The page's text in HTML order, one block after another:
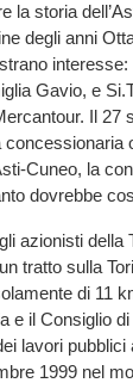
la storia
degli anni
Gavio, e
Il 27
Cuneo, la
dovrebbe
azionisti della
tratto sulla
di 11
e il Consiglio
lavori pubblici
1999 nel